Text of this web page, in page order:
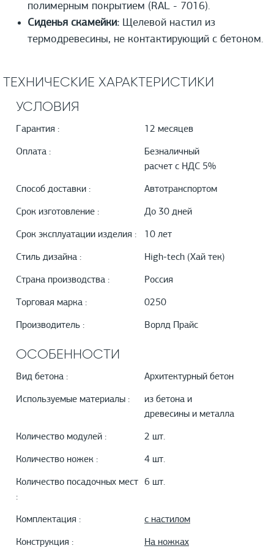
полимерным покрытием (RAL - 7016).
Сиденья скамейки: Щелевой настил из
термодревесины, не контактирующий с бетоном.
ТЕХНИЧЕСКИЕ ХАРАКТЕРИСТИКИ
УСЛОВИЯ
Гарантия : 12 месяцев
Оплата :
Безналичный
расчет с НДС 5%
Способ доставки : Автотранспортом
Срок изготовление : До 30 дней
Срок эксплуатации изделия : 10 лет
Стиль дизайна : High-tech (Хай тек)
Страна производства : Россия
Торговая марка : 0250
Производитель : Ворлд Прайс
ОСОБЕННОСТИ
Вид бетона : Архитектурный бетон
Используемые материалы :
из бетона и
древесины и металла
Количество модулей : 2 шт.
Количество ножек : 4 шт.
Количество посадочных мест
:
6 шт.
Комплектация : с настилом
Конструкция : На ножках